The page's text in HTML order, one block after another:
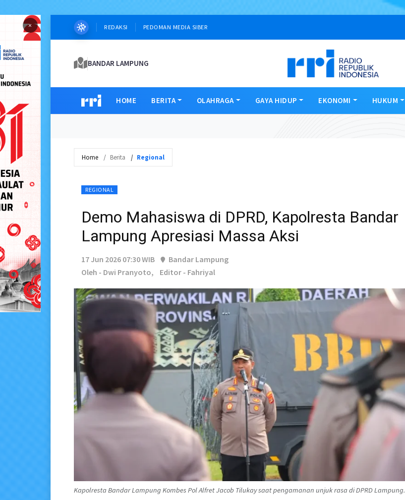
× REDAKSI PEDOMAN MEDIA SIBER
BANDAR LAMPUNG
HOME BERITA OLAHRAGA GAYA HIDUP EKONOMI HUKUM
Home Berita Regional
REGIONAL
Demo Mahasiswa di DPRD, Kapolresta Bandar
Lampung Apresiasi Massa Aksi
17 Jun 2026 07:30 WIB
Bandar Lampung
Oleh - Dwi Pranyoto,
Editor - Fahriyal
Kapolresta Bandar Lampung Kombes Pol Alfret Jacob Tilukay saat pengamanan unjuk rasa di DPRD Lampung.